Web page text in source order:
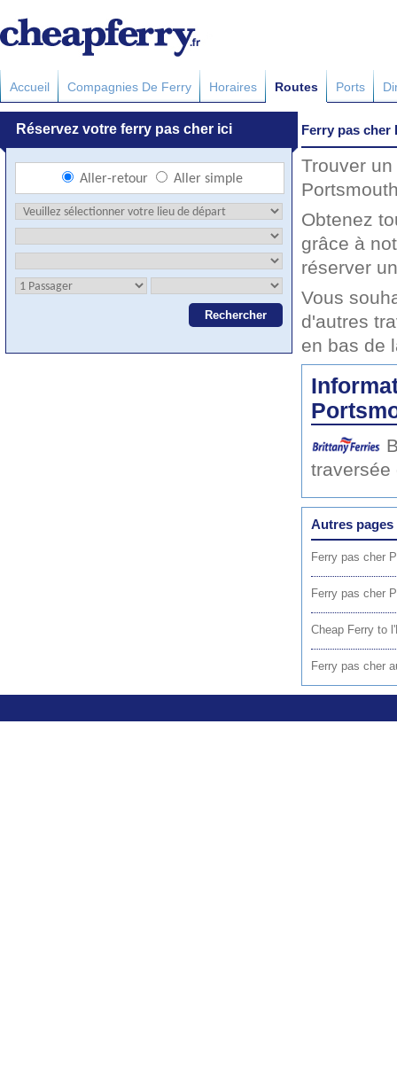
Accueil Compagnies De Ferry Horaires Routes Ports
Ferry pas cher
Trouver
Obtenez
grâce à
réserver
Vous
d'autres
en bas de
traversée
Autres pages
Ferry pas cher
Ferry pas cher
Cheap Ferry to
Ferry pas cher